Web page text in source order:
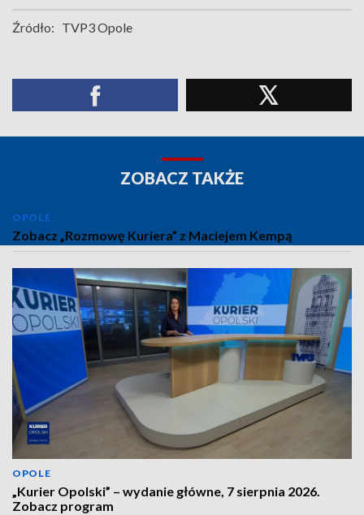
Źródło: TVP3 Opole
ZOBACZ TAKŻE
OPOLE
Zobacz „Rozmowę Kuriera” z Maciejem Kempą
OPOLE
„Kurier Opolski” – wydanie główne, 7 sierpnia 2026.
Zobacz program